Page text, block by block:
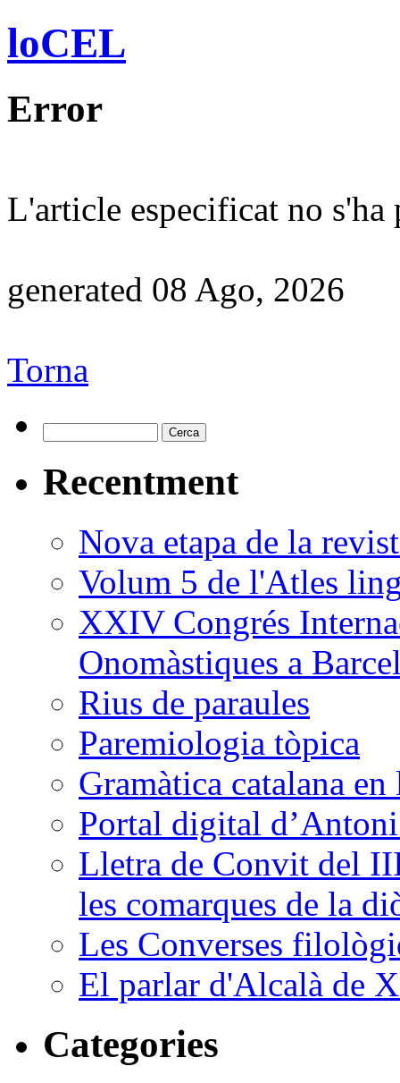
loCEL
Error
L'article especificat no s'ha
generated 08 Ago, 2026
Torna
Recentment
Nova etapa de la
Volum 5 de l'Atles
XXIV Congrés
Onomàstiques a
Rius de paraules
Paremiologia tòpica
Gramàtica catalana
Portal digital
Lletra de Convit del
les comarques de la
Les Converses
El parlar d'Alcalà de
Categories